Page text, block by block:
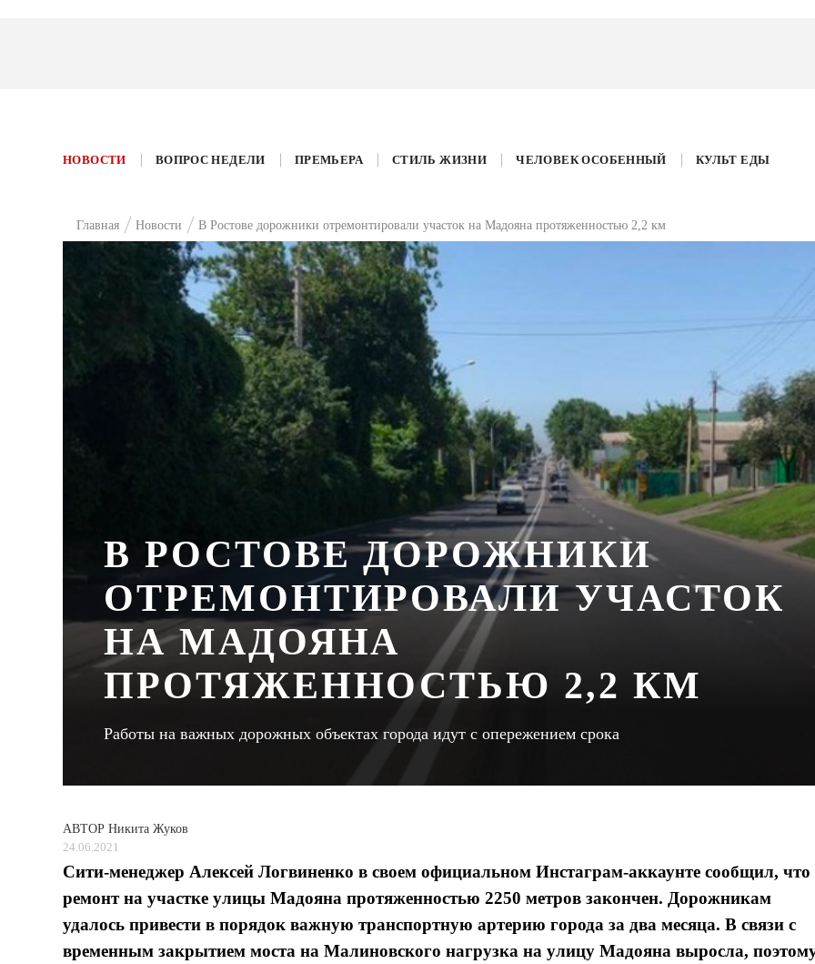
НОВОСТИ ВОПРОС НЕДЕЛИ ПРЕМЬЕРА СТИЛЬ ЖИЗНИ ЧЕЛОВЕК ОСОБЕННЫЙ КУЛЬТ ЕДЫ
Главная Новости В Ростове дорожники отремонтировали участок на Мадояна протяженностью 2,2 км
В РОСТОВЕ ДОРОЖНИКИ
ОТРЕМОНТИРОВАЛИ УЧАСТОК
НА МАДОЯНА
ПРОТЯЖЕННОСТЬЮ 2,2 КМ
Работы на важных дорожных объектах города идут с опережением срока
АВТОР Никита Жуков
24.06.2021
Сити-менеджер Алексей Логвиненко в своем официальном Инстаграм-аккаунте сообщил, что
ремонт на участке улицы Мадояна протяженностью 2250 метров закончен. Дорожникам
удалось привести в порядок важную транспортную артерию города за два месяца. В связи с
временным закрытием моста на Малиновского нагрузка на улицу Мадояна выросла,